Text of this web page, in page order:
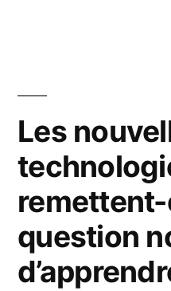
Les
question